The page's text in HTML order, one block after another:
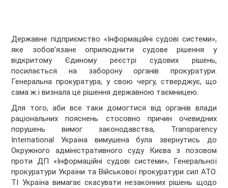
Державне підприємство «Інформаційні судові системи»,
яке зобов’язане оприлюднити судове рішення у
відкритому Єдиному реєстрі судових рішень,
посилається на заборону органів прокуратури.
Генеральна прокуратура, у свою чергу, стверджує, що
сама ж і визнала це рішення державною таємницею.
Для того, аби все таки домогтися від органів влади
раціональних пояснень стосовно причин очевидних
порушень вимог законодавства, Transparency
International Україна вимушена була звернутись до
Окружного адміністративного суду Києва з позовом
проти ДП «Інформаційні судові системи», Генеральної
прокуратури України та Військової прокуратури сил АТО.
ТІ Україна вимагає скасувати незаконних рішень щодо